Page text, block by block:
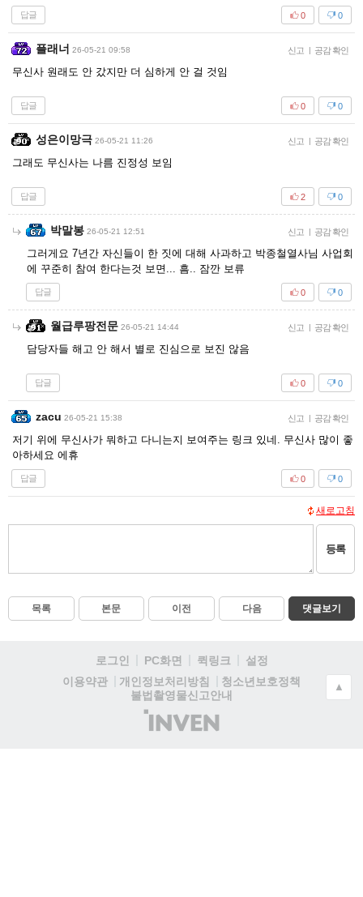
답글 0
0
플래너 26-05-21 09:58 신고 | 공감 확인
무신사 원래도 안 갔지만 더 심하게 안 걸 것임
답글 0
0
성은이망극 26-05-21 11:26 신고 | 공감 확인
그래도 무신사는 나름 진정성 보임
답글 0
2
박말봉 26-05-21 12:51 신고 | 공감 확인
그러게요 7년간 자신들이 한 짓에 대해 사과하고 박종철열사님 사업회
에 꾸준히 참여 한다는것 보면... 흠.. 잠깐 보류
답글 0
0
월급루팡전문 26-05-21 14:44 신고 | 공감 확인
담당자들 해고 안 해서 별로 진심으로 보진 않음
답글 0
0
zacu 26-05-21 15:38 신고 | 공감 확인
저기 위에 무신사가 뭐하고 다니는지 보여주는 링크 있네. 무신사 많이 좋
아하세요 에휴
답글 0
0
새로고침
등록
목록 본문 이전 다음 댓글보기
로그인 PC화면 퀵링크
설정
이용약관
개인정보처리방침
청소년보호정책
불법촬영물신고안내
(주)
인
▲